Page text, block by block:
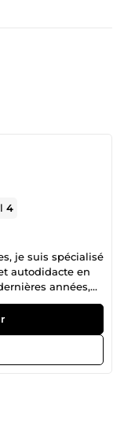
4
je suis spécialisé
autodidacte en
années,
domaines,
graphique
Mon
mobiles,
desktop. Prêt à